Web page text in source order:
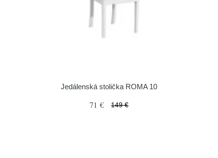
Jedálenská stolička ROMA 10
71 € 149 €